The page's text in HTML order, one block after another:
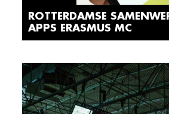
ROTTERDAMSE
APPS ERASMUS MC